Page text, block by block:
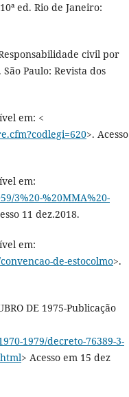
ed. Rio de Janeiro:
civil por
Paulo: Revista dos
em: <
>. Acesso
em:
3%20-%20MMA%20-
11 dez.2018.
em:
de-estocolmo>.
DE 1975-Publicação
1979/decreto-76389-3-
> Acesso em 15 dez